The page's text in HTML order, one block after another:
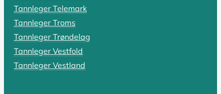
LES HELE ARTIKKELEN
SIST OPPDATERT 17. OKTOBER 2025
Hvorfor er tannlegen så dyr? En
Tannleger Telemark
Tannleger Troms
Tannleger Trøndelag
Tannleger Vestfold
Tannleger Vestland